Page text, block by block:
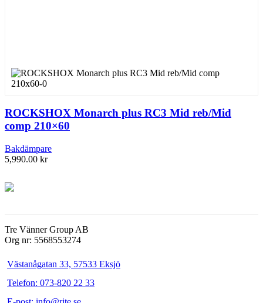
ROCKSHOX Monarch plus RC3 Mid reb/Mid
comp 210×60
Bakdämpare
5,990.00 kr
Tre Vänner Group AB
Org nr: 5568553274
Västanågatan 33, 57533 Eksjö
Telefon: 073-820 22 33